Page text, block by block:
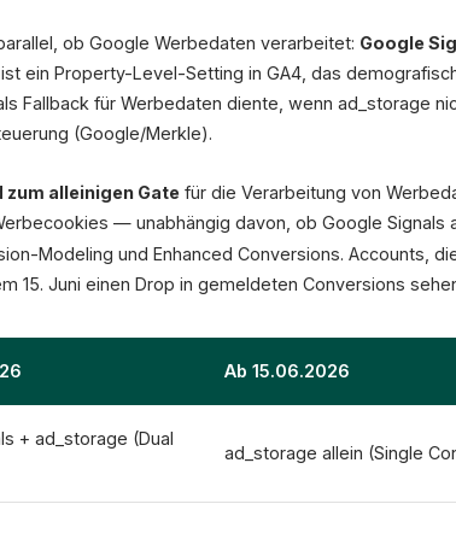
Remarketing
GA4 Audiences nur mit
ad_storage=granted nutzbar
ob Google Werbedaten verarbeitet: Google
ist ein Property-Level-Setting in GA4, das
Fallback für Werbedaten diente, wenn ad_storage
(Google/Merkle).
alleinigen Gate für die Verarbeitung von
— unabhängig davon, ob Google Signals
Modeling und Enhanced Conversions. Accounts,
15. Juni einen Drop in gemeldeten Conversions
Ab 15.06.2026
+ ad_storage (Dual
ad_storage allein (Single